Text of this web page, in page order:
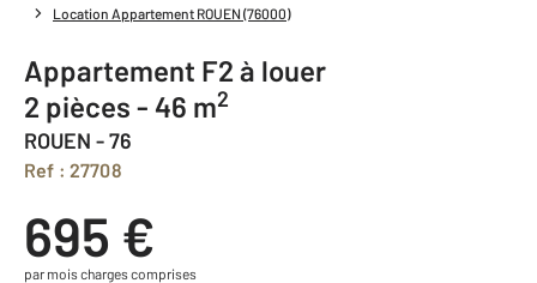
Location Appartement ROUEN (76000)
Appartement F2 à louer
2 pièces - 46 m2
ROUEN - 76
Ref : 27708
695 €
par mois charges comprises